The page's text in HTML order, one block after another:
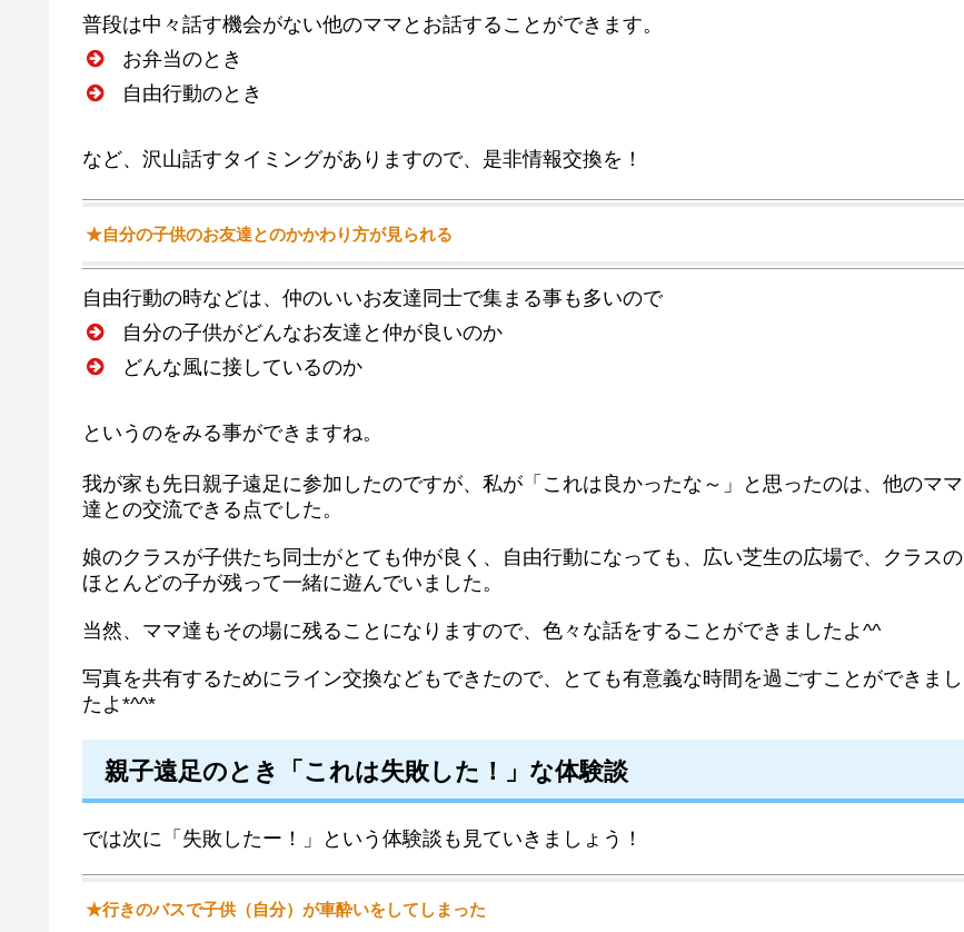
普段は中々話す機会がない他のママとお話することができます。
お弁当のとき
自由行動のとき
など、沢山話すタイミングがありますので、是非情報交換を！
★自分の子供のお友達とのかかわり方が見られる
自由行動の時などは、仲のいいお友達同士で集まる事も多いので
自分の子供がどんなお友達と仲が良いのか
どんな風に接しているのか
というのをみる事ができますね。
我が家も先日親子遠足に参加したのですが、私が「これは良かったな～」と思ったのは、他のママ
達との交流できる点でした。
娘のクラスが子供たち同士がとても仲が良く、自由行動になっても、広い芝生の広場で、クラスの
ほとんどの子が残って一緒に遊んでいました。
当然、ママ達もその場に残ることになりますので、色々な話をすることができましたよ^^
写真を共有するためにライン交換などもできたので、とても有意義な時間を過ごすことができまし
たよ*^^*
親子遠足のとき「これは失敗した！」な体験談
では次に「失敗したー！」という体験談も見ていきましょう！
★行きのバスで子供（自分）が車酔いをしてしまった